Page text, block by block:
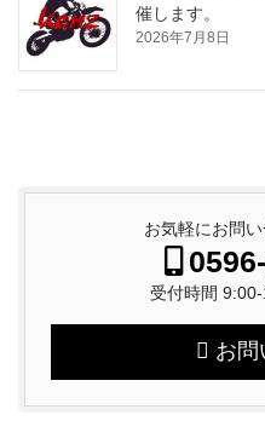
催します。
2026年7月8日
お気軽にお問い
受付時間
お問